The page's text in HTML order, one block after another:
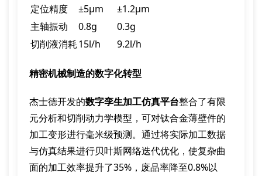
定位精度
±5μm
±1.2μm
主轴振动
0.8g
0.3g
切削液消耗15l/h 9.2l/h
精密机械制造的数字化转型
杰士德开发的数字孪生加工仿真平台整合了有限
元分析和切削动力学模型，可对钛合金薄壁件的
加工变形进行毫米级预测。通过将实际加工数据
与仿真结果进行贝叶斯网络迭代优化，使复杂曲
面的加工效率提升了35%，废品率降至0.8%以